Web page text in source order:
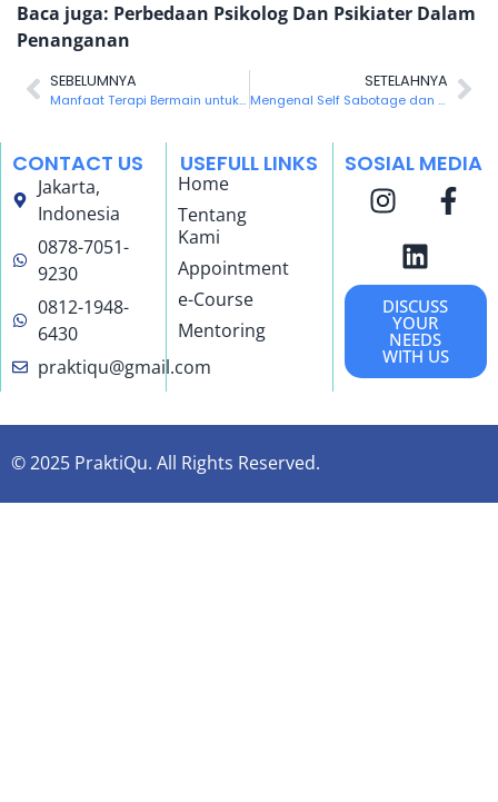
Baca juga: Perbedaan Psikolog Dan Psikiater Dalam
Penanganan
SEBELUMNYA
Manfaat Terapi Bermain untuk anak dengan Masalah Perilaku
SETELAHNYA
Mengenal Self Sabotage dan Cara Mengatasinya
CONTACT US
Jakarta,
Indonesia
0878-7051-
9230
0812-1948-
6430
praktiqu@gmail.com
USEFULL LINKS
Home
Tentang
Kami
Appointment
e-Course
Mentoring
SOSIAL MEDIA
DISCUSS
YOUR
NEEDS
WITH US
© 2025 PraktiQu. All Rights Reserved.